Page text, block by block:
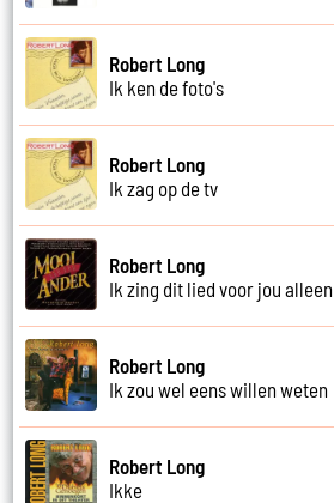
Robert Long
Ik ken de foto's
Robert Long
Ik zag op de tv
Robert Long
Ik zing dit lied voor jou alleen
Robert Long
Ik zou wel eens willen weten
Robert Long
Ikke